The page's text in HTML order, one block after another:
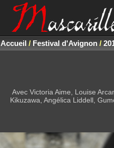
Accueil/ Festival d'Avignon/
Avec Victoria Aime, Louise
Kikuzawa, Angélica Liddell,